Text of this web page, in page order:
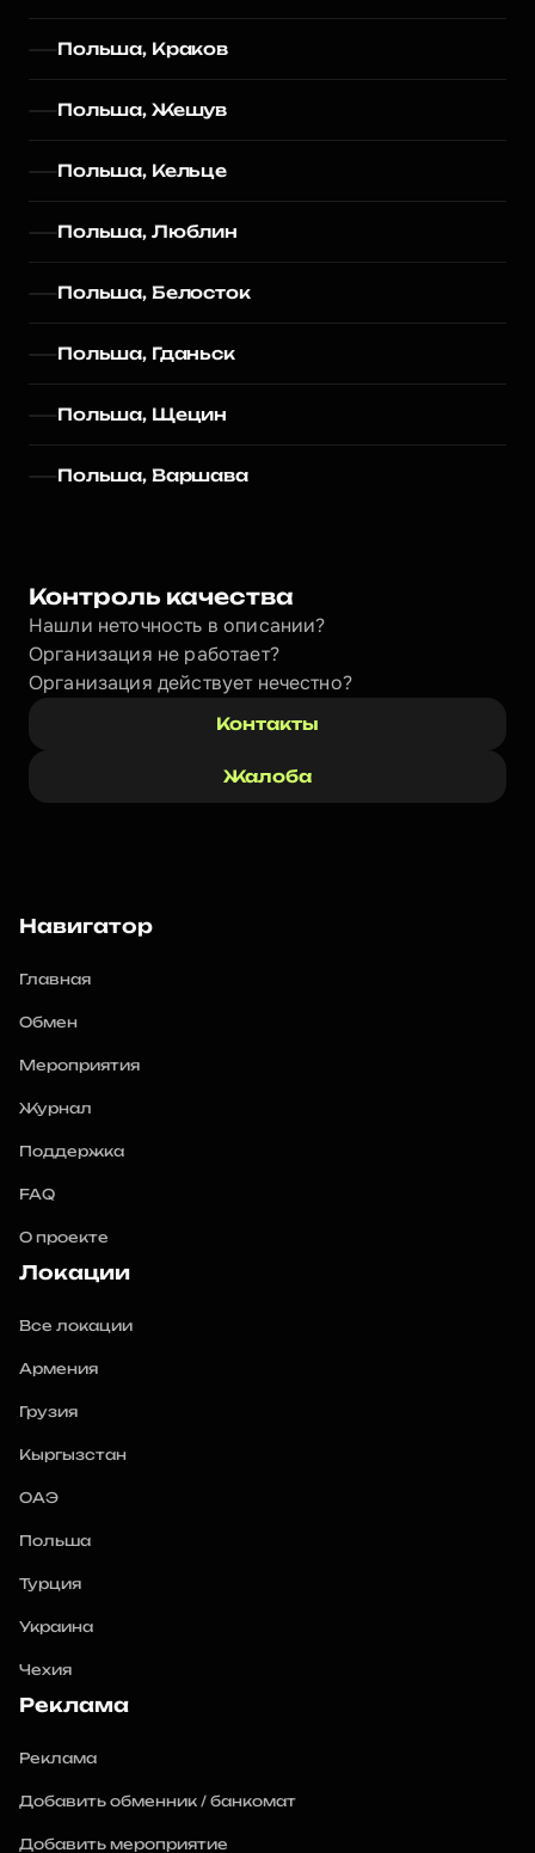
Польша, Краков
Польша, Жешув
Польша, Кельце
Польша, Люблин
Польша, Белосток
Польша, Гданьск
Польша, Щецин
Польша, Варшава
Контроль качества
Нашли неточность в описании?
Организация не работает?
Организация действует нечестно?
Контакты
Жалоба
Навигатор
Главная
Обмен
Мероприятия
Журнал
Поддержка
FAQ
О проекте
Локации
Все локации
Армения
Грузия
Кыргызстан
ОАЭ
Польша
Турция
Украина
Чехия
Реклама
Реклама
Добавить обменник / банкомат
Добавить мероприятие